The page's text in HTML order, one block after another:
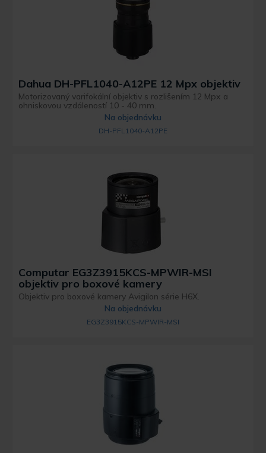
Dahua DH-PFL1040-A12PE 12 Mpx objektiv
Motorizovaný varifokální objektiv s rozlišením 12 Mpx a
ohniskovou vzdáleností 10 - 40 mm.
Na objednávku
DH-PFL1040-A12PE
Computar EG3Z3915KCS-MPWIR-MSI
objektiv pro boxové kamery
Objektiv pro boxové kamery Avigilon série H6X.
Na objednávku
EG3Z3915KCS-MPWIR-MSI